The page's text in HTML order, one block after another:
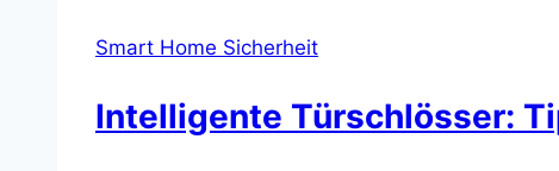
Smart Home Sicherheit
Intelligente Türschlösser: